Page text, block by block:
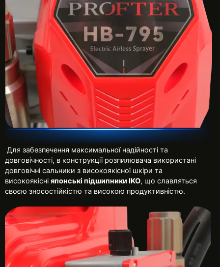
Для забезпечення максимальної надійності та
довговічності, в конструкції розпилювача використані
довговічні сальники з високоякісної шкіри та
високоякісні японські підшипники IKO, що славляться
своєю зносостійкістю та високою продуктивністю.